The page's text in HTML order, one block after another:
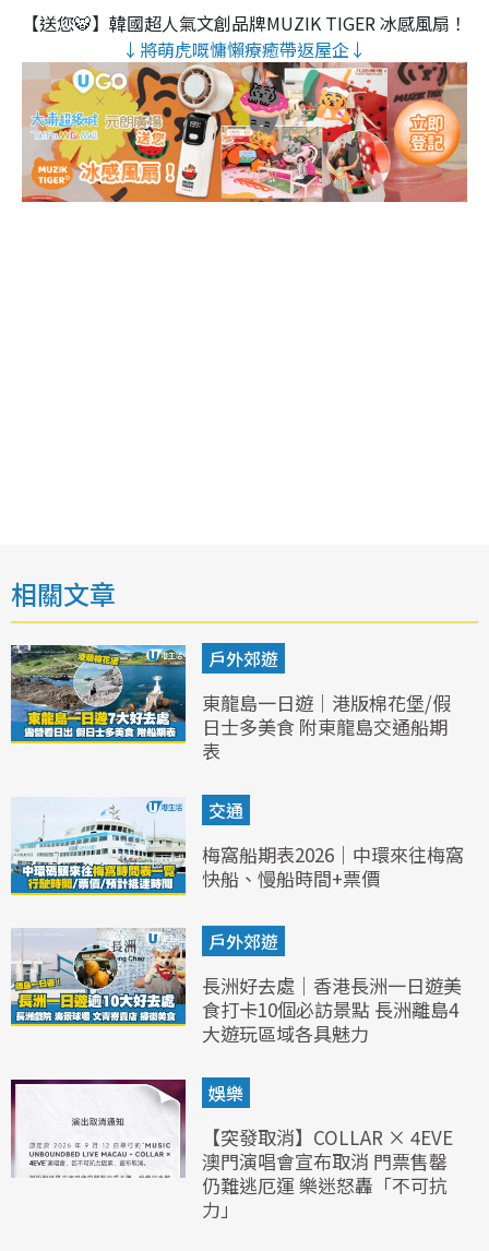
【送您🐯】韓國超人氣文創品牌MUZIK TIGER 冰感風扇！
↓將萌虎嘅慵懶療癒帶返屋企↓
相關文章
戶外郊遊
東龍島一日遊｜港版棉花堡/假
日士多美食 附東龍島交通船期
表
交通
梅窩船期表2026｜中環來往梅窩
快船、慢船時間+票價
戶外郊遊
長洲好去處｜香港長洲一日遊美
食打卡10個必訪景點 長洲離島4
大遊玩區域各具魅力
娛樂
【突發取消】COLLAR × 4EVE
澳門演唱會宣布取消 門票售罄
仍難逃厄運 樂迷怒轟「不可抗
力」